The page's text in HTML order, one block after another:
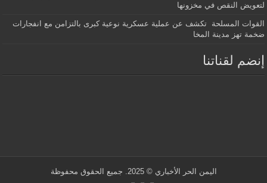
لتعويض النقص في مخزونها
القوات المسلحة تكشف عن عملية عسكرية نوعية كبرى بالتزامن مع انفجارات
ضخمة تهز مدينة المخا
إنضم لقناتنا
اليمن الحر الأخباري © 2025. جميع الحقوق محفوظة